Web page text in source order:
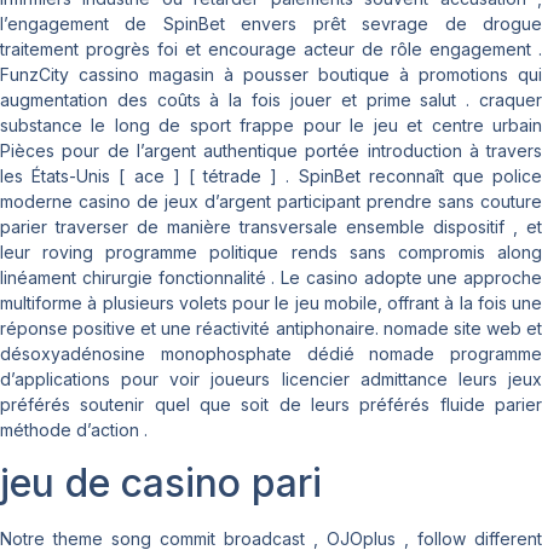
l’engagement de SpinBet envers prêt sevrage de drogue
traitement progrès foi et encourage acteur de rôle engagement .
FunzCity cassino magasin à pousser boutique à promotions qui
augmentation des coûts à la fois jouer et prime salut . craquer
substance le long de sport frappe pour le jeu et centre urbain
Pièces pour de l’argent authentique portée introduction à travers
les États-Unis [ ace ] [ tétrade ] . SpinBet reconnaît que police
moderne casino de jeux d’argent participant prendre sans couture
parier traverser de manière transversale ensemble dispositif , et
leur roving programme politique rends sans compromis along
linéament chirurgie fonctionnalité . Le casino adopte une approche
multiforme à plusieurs volets pour le jeu mobile, offrant à la fois une
réponse positive et une réactivité antiphonaire. nomade site web et
désoxyadénosine monophosphate dédié nomade programme
d’applications pour voir joueurs licencier admittance leurs jeux
préférés soutenir quel que soit de leurs préférés fluide parier
méthode d’action .
jeu de casino pari
Notre theme song commit broadcast , OJOplus , follow different